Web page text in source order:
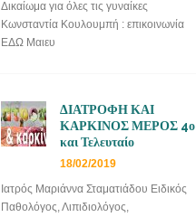
Δικαίωμα για όλες τις γυναίκες
Κωνσταντία Κουλουμπή : επικοινωνία
ΕΔΩ Μαιευ
ΔΙΑΤΡΟΦΗ ΚΑΙ
ΚΑΡΚΙΝΟΣ ΜΕΡΟΣ 4ο
και Τελευταίο
18/02/2019
Ιατρός Μαριάννα Σταματιάδου Ειδικός
Παθολόγος, Λιπιδιολόγος,